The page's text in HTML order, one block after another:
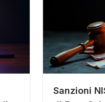
Sanzioni